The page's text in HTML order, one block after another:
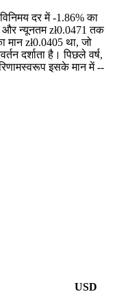
दर में-1.86%का
और न्यूनतम zł0.0471 तक
zł0.0405 था, जो
दर्शाता है। पिछले वर्ष,
इसके मान में--
USD